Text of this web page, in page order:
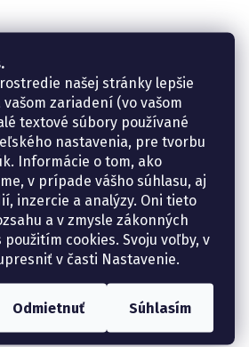
našej stránky lepšie
zariadení (vo vašom
textové súbory používané
nastavenia, pre tvorbu
Informácie o tom, ako
v prípade vášho súhlasu, aj
inzercie a analýzy. Oni tieto
a v zmysle zákonných
cookies. Svoju voľby, v
v časti Nastavenie.
Odmietnuť Súhlasím